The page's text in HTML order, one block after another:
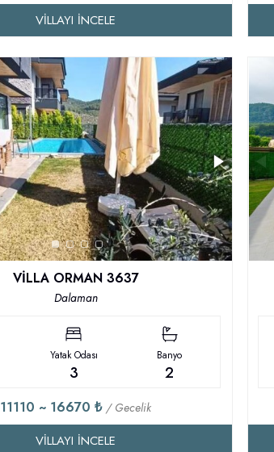
VILLAYI İNCELE
VİLLA ORMAN 3637
Dalaman
Yatak Odası
3
Banyo
2
11110 ~ 16670 ₺ / Gecelik
VILLAYI İNCELE